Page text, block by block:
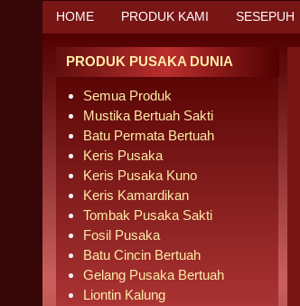
HOME PRODUK KAMI SESEPUH
PRODUK PUSAKA DUNIA
Semua Produk
Mustika Bertuah Sakti
Batu Permata Bertuah
Keris Pusaka
Keris Pusaka Kuno
Keris Kamardikan
Tombak Pusaka Sakti
Fosil Pusaka
Batu Cincin Bertuah
Gelang Pusaka Bertuah
Liontin Kalung